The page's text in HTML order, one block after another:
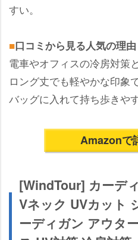
すい。
■口コミから見る人気の理由
電車やオフィスの冷房対策
ロング丈でも軽やかな印象
バッグに入れて持ち歩きや
Amazonで
[WindTour] カーデ
Vネック UVカット
ーディガン アウタ